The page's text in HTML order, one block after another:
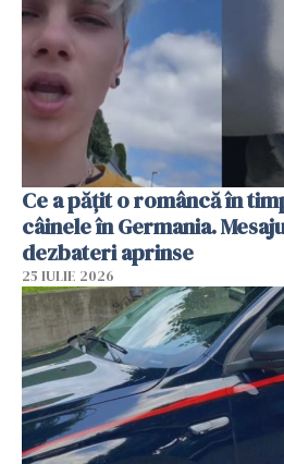
Ce a pățit o româncă în
câinele în Germania.
dezbateri aprinse
25 IULIE 2026